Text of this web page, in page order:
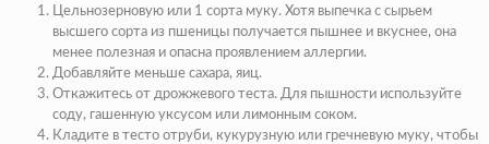
Цельнозерновую или 1 сорта муку. Хотя выпечка с сырьем
высшего сорта из пшеницы получается пышнее и вкуснее, она
менее полезная и опасна проявлением аллергии.
Добавляйте меньше сахара, яиц.
Откажитесь от дрожжевого теста. Для пышности используйте
соду, гашенную уксусом или лимонным соком.
Кладите в тесто отруби, кукурузную или гречневую муку, чтобы